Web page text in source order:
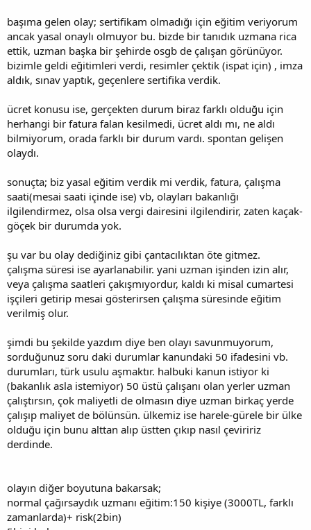
başıma gelen olay; sertifikam olmadığı için eğitim veriyorum
ancak yasal onaylı olmuyor bu. bizde bir tanıdık uzmana rica
ettik, uzman başka bir şehirde osgb de çalışan görünüyor.
bizimle geldi eğitimleri verdi, resimler çektik (ispat için) , imza
aldık, sınav yaptık, geçenlere sertifika verdik.
ücret konusu ise, gerçekten durum biraz farklı olduğu için
herhangi bir fatura falan kesilmedi, ücret aldı mı, ne aldı
bilmiyorum, orada farklı bir durum vardı. spontan gelişen
olaydı.
sonuçta; biz yasal eğitim verdik mi verdik, fatura, çalışma
saati(mesai saati içinde ise) vb, olayları bakanlığı
ilgilendirmez, olsa olsa vergi dairesini ilgilendirir, zaten kaçak-
göçek bir durumda yok.
şu var bu olay dediğiniz gibi çantacılıktan öte gitmez.
çalışma süresi ise ayarlanabilir. yani uzman işinden izin alır,
veya çalışma saatleri çakışmıyordur, kaldı ki misal cumartesi
işçileri getirip mesai gösterirsen çalışma süresinde eğitim
verilmiş olur.
şimdi bu şekilde yazdım diye ben olayı savunmuyorum,
sorduğunuz soru daki durumlar kanundaki 50 ifadesini vb.
durumları, türk usulu aşmaktır. halbuki kanun istiyor ki
(bakanlık asla istemiyor) 50 üstü çalışanı olan yerler uzman
çalıştırsın, çok maliyetli de olmasın diye uzman birkaç yerde
çalışıp maliyet de bölünsün. ülkemiz ise harele-gürele bir ülke
olduğu için bunu alttan alıp üstten çıkıp nasıl çeviririz
derdinde.
olayın diğer boyutuna bakarsak;
normal çağırsaydık uzmanı eğitim:150 kişiye (3000TL, farklı
zamanlarda)+ risk(2bin)